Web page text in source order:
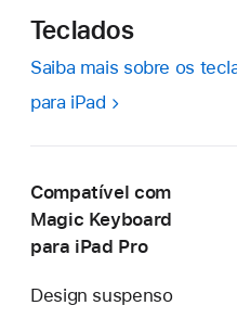
Teclados
Saiba mais sobre os
para iPad
Compatível com
Magic Keyboard
para iPad Pro
Design suspenso